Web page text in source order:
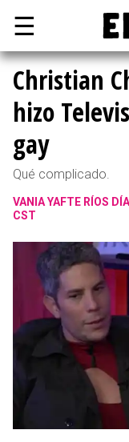
☰
Christian
hizo
gay
Qué complicado.
VANIA YAFTE RÍOS
CST